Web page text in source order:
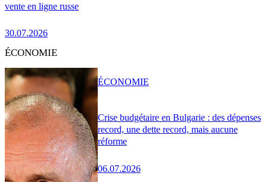
vente en ligne russe
30.07.2026
ÉCONOMIE
Crise budgétaire en Bulgarie : des dépenses
record, une dette record, mais aucune
réforme
06.07.2026
ÉCONOMIE